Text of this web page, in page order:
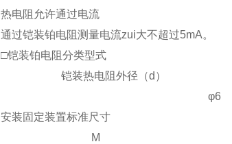
热电阻允许通过电流
通过铠装铂电阻测量电流zui大不超过5mA。
□铠装铂电阻分类型式
铠装热电阻外径（d）
安装固定装置标准尺寸
φ6
M